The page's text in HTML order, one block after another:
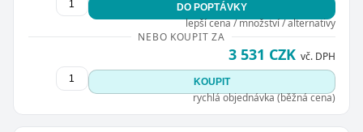
DO POPTÁVKY
lepší cena / množství / alternativy
NEBO KOUPIT ZA
3 531 CZK vč. DPH
KOUPIT
rychlá objednávka (běžná cena)